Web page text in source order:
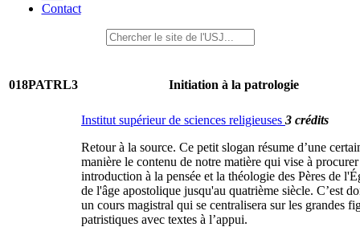
Contact
018PATRL3 Initiation à la patrologie
Institut supérieur de sciences religieuses 3 crédits
Retour à la source. Ce petit slogan résume d’une
manière le contenu de notre matière qui vise à
introduction à la pensée et la théologie des Pères de
de l'âge apostolique jusqu'au quatrième siècle. C’est
un cours magistral qui se centralisera sur les grandes
patristiques avec textes à l’appui.